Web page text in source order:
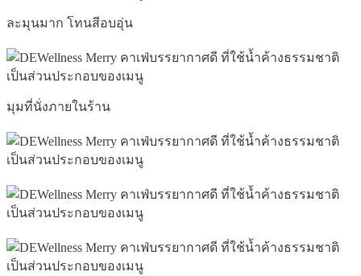
ละมุนมาก โทนสีอบอุ่น
มุมที่นั่งภายในร้าน